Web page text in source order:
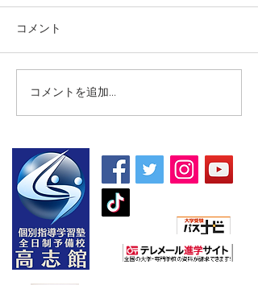
【高校生・高卒浪人生向
け夏期講習】
コメント
コメントを追加…